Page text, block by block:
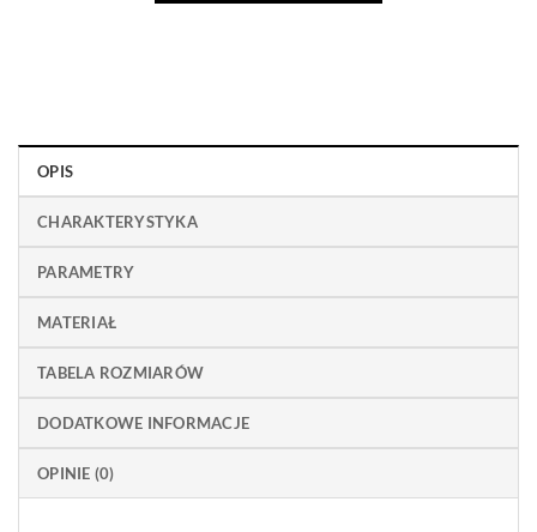
OPIS
CHARAKTERYSTYKA
PARAMETRY
MATERIAŁ
TABELA ROZMIARÓW
DODATKOWE INFORMACJE
OPINIE (0)